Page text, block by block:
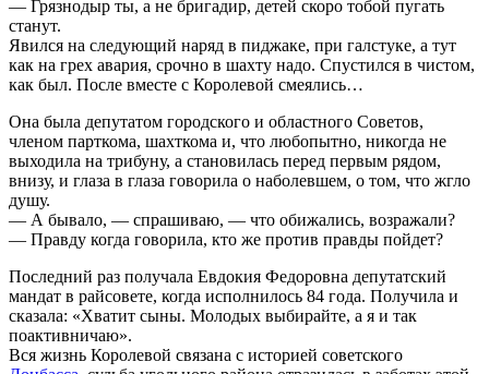
— Грязнодыр ты, а не бригадир, детей скоро тобой пугать
станут.
Явился на следующий наряд в пиджаке, при галстуке, а тут
как на грех авария, срочно в шахту надо. Спустился в чистом,
как был. После вместе с Королевой смеялись…
Она была депутатом городского и областного Советов,
членом парткома, шахткома и, что любопытно, никогда не
выходила на трибуну, а становилась перед первым рядом,
внизу, и глаза в глаза говорила о наболевшем, о том, что жгло
душу.
— А бывало, — спрашиваю, — что обижались, возражали?
— Правду когда говорила, кто же против правды пойдет?
Последний раз получала Евдокия Федоровна депутатский
мандат в райсовете, когда исполнилось 84 года. Получила и
сказала: «Хватит сыны. Молодых выбирайте, а я и так
поактивничаю».
Вся жизнь Королевой связана с историей советского